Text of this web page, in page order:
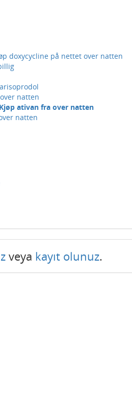
doxycycline på nettet over natten
natten
ativan fra over natten
natten
veya kayıt olunuz.